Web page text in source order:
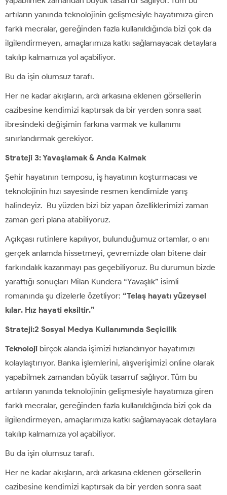
artıların yanında teknolojinin gelişmesiyle hayatımıza giren
farklı mecralar, gereğinden fazla kullanıldığında bizi çok da
ilgilendirmeyen, amaçlarımıza katkı sağlamayacak detaylara
takılıp kalmamıza yol açabiliyor.
Bu da işin olumsuz tarafı.
Her ne kadar akışların, ardı arkasına eklenen görsellerin
cazibesine kendimizi kaptırsak da bir yerden sonra saat
ibresindeki değişimin farkına varmak ve kullanımı
sınırlandırmak gerekiyor.
Strateji 3: Yavaşlamak & Anda Kalmak
Şehir hayatının temposu, iş hayatının koşturmacası ve
teknolojinin hızı sayesinde resmen kendimizle yarış
halindeyiz. Bu yüzden bizi biz yapan özelliklerimizi zaman
zaman geri plana atabiliyoruz.
Açıkçası rutinlere kapılıyor, bulunduğumuz ortamlar, o anı
gerçek anlamda hissetmeyi, çevremizde olan bitene dair
farkındalık kazanmayı pas geçebiliyoruz. Bu durumun bizde
yarattığı sonuçları Milan Kundera “Yavaşlık” isimli
romanında şu dizelerle özetliyor: “Telaş hayatı yüzeysel
kılar. Hız hayati eksiltir.”
Strateji:2 Sosyal Medya Kullanımında Seçicilik
Teknoloji birçok alanda işimizi hızlandırıyor hayatımızı
kolaylaştırıyor. Banka işlemlerini, alışverişimizi online olarak
yapabilmek zamandan büyük tasarruf sağlıyor. Tüm bu
artıların yanında teknolojinin gelişmesiyle hayatımıza giren
farklı mecralar, gereğinden fazla kullanıldığında bizi çok da
ilgilendirmeyen, amaçlarımıza katkı sağlamayacak detaylara
takılıp kalmamıza yol açabiliyor.
Bu da işin olumsuz tarafı.
Her ne kadar akışların, ardı arkasına eklenen görsellerin
cazibesine kendimizi kaptırsak da bir yerden sonra saat